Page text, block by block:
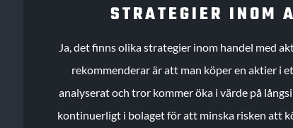
STRATEGIER INOM
Ja, det finns olika strategier inom handel med
rekommenderar är att man köper en aktier i
analyserat och tror kommer öka i värde på
kontinuerligt i bolaget för att minska risken att